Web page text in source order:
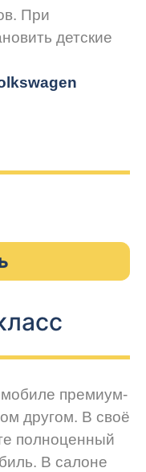
При
детские
премиум-
другом. В своё
полноценный
В салоне